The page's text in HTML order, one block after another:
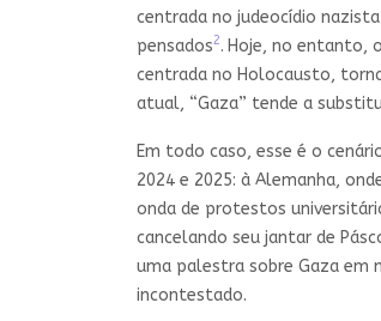
centrada no judeocídio
pensados2. Hoje, no entanto,
centrada no Holocausto,
atual, “Gaza” tende a
Em todo caso, esse é o
2024 e 2025: à Alemanha,
onda de protestos
cancelando seu jantar de
uma palestra sobre Gaza
incontestado.